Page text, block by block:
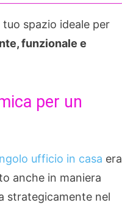
spazio ideale per
funzionale e
per un
ufficio in casa era
anche in maniera
strategicamente nel